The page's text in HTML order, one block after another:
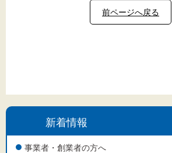
新着情報
事業者・創業者の方へ
前ページへ戻る